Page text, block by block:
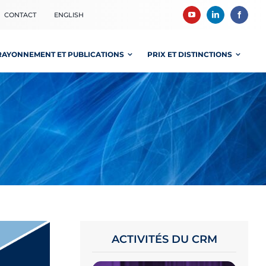
CONTACT ENGLISH
ET PUBLICATIONS PRIX ET DISTINCTIONS
ACTIVITÉS DU CRM